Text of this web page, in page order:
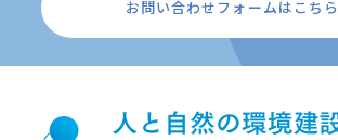
お問い合わせフォームはこちら